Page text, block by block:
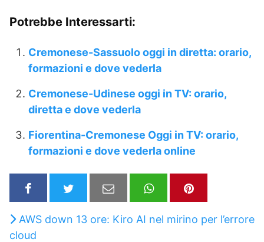
Potrebbe Interessarti:
Cremonese-Sassuolo oggi in diretta: orario,
formazioni e dove vederla
Cremonese-Udinese oggi in TV: orario,
diretta e dove vederla
Fiorentina-Cremonese Oggi in TV: orario,
formazioni e dove vederla online
AWS down 13 ore: Kiro AI nel mirino per l’errore
cloud